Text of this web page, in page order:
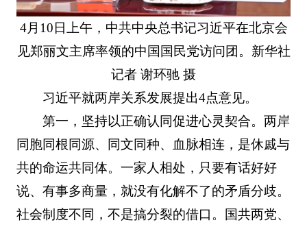
4月10日上午，中共中央总书记习近平在北京会
见郑丽文主席率领的中国国民党访问团。新华社
记者 谢环驰 摄
习近平就两岸关系发展提出4点意见。
第一，坚持以正确认同促进心灵契合。两岸
同胞同根同源、同文同种、血脉相连，是休戚与
共的命运共同体。一家人相处，只要有话好好
说、有事多商量，就没有化解不了的矛盾分歧。
社会制度不同，不是搞分裂的借口。国共两党、